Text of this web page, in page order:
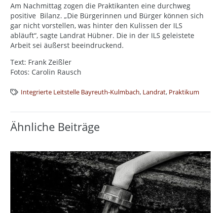
Am Nachmittag zogen die Praktikanten eine durchweg
positive Bilanz. „Die Bürgerinnen und Bürger können sich
gar nicht vorstellen, was hinter den Kulissen der ILS
abläuft“, sagte Landrat Hübner. Die in der ILS geleistete
Arbeit sei äußerst beeindruckend.
Text: Frank Zeißler
Fotos: Carolin Rausch
Integrierte Leitstelle Bayreuth-Kulmbach, Landrat, Praktikum
Ähnliche Beiträge